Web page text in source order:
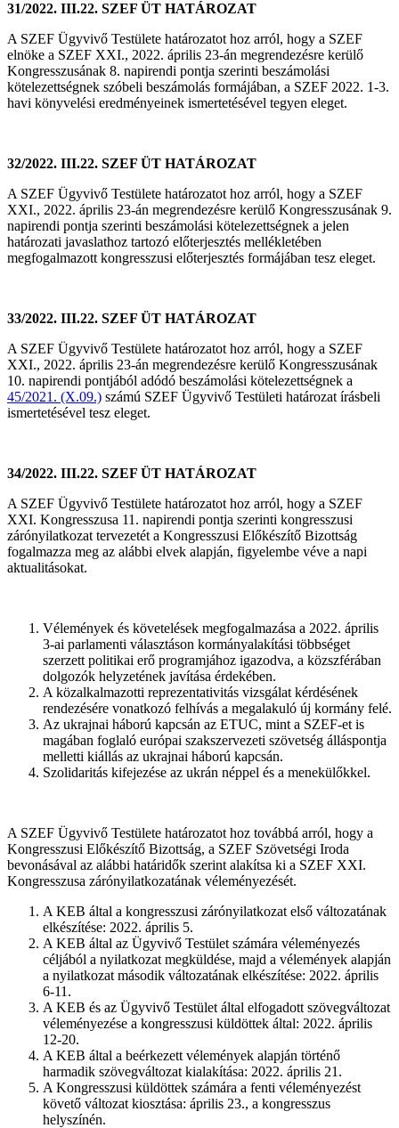
31/2022. III.22. SZEF ÜT HATÁROZAT
A SZEF Ügyvivő Testülete határozatot hoz arról, hogy a SZEF
elnöke a SZEF XXI., 2022. április 23-án megrendezésre kerülő
Kongresszusának 8. napirendi pontja szerinti beszámolási
kötelezettségnek szóbeli beszámolás formájában, a SZEF 2022. 1-3.
havi könyvelési eredményeinek ismertetésével tegyen eleget.
32/2022. III.22. SZEF ÜT HATÁROZAT
A SZEF Ügyvivő Testülete határozatot hoz arról, hogy a SZEF
XXI., 2022. április 23-án megrendezésre kerülő Kongresszusának 9.
napirendi pontja szerinti beszámolási kötelezettségnek a jelen
határozati javaslathoz tartozó előterjesztés mellékletében
megfogalmazott kongresszusi előterjesztés formájában tesz eleget.
33/2022. III.22. SZEF ÜT HATÁROZAT
A SZEF Ügyvivő Testülete határozatot hoz arról, hogy a SZEF
XXI., 2022. április 23-án megrendezésre kerülő Kongresszusának
10. napirendi pontjából adódó beszámolási kötelezettségnek a
45/2021. (X.09.) számú SZEF Ügyvivő Testületi határozat írásbeli
ismertetésével tesz eleget.
34/2022. III.22. SZEF ÜT HATÁROZAT
A SZEF Ügyvivő Testülete határozatot hoz arról, hogy a SZEF
XXI. Kongresszusa 11. napirendi pontja szerinti kongresszusi
zárónyilatkozat tervezetét a Kongresszusi Előkészítő Bizottság
fogalmazza meg az alábbi elvek alapján, figyelembe véve a napi
aktualitásokat.
Vélemények és követelések megfogalmazása a 2022. április
3-ai parlamenti választáson kormányalakítási többséget
szerzett politikai erő programjához igazodva, a közszférában
dolgozók helyzetének javítása érdekében.
A közalkalmazotti reprezentativitás vizsgálat kérdésének
rendezésére vonatkozó felhívás a megalakuló új kormány felé.
Az ukrajnai háború kapcsán az ETUC, mint a SZEF-et is
magában foglaló európai szakszervezeti szövetség álláspontja
melletti kiállás az ukrajnai háború kapcsán.
Szolidaritás kifejezése az ukrán néppel és a menekülőkkel.
A SZEF Ügyvivő Testülete határozatot hoz továbbá arról, hogy a
Kongresszusi Előkészítő Bizottság, a SZEF Szövetségi Iroda
bevonásával az alábbi határidők szerint alakítsa ki a SZEF XXI.
Kongresszusa zárónyilatkozatának véleményezését.
A KEB által a kongresszusi zárónyilatkozat első változatának
elkészítése: 2022. április 5.
A KEB által az Ügyvivő Testület számára véleményezés
céljából a nyilatkozat megküldése, majd a vélemények alapján
a nyilatkozat második változatának elkészítése: 2022. április
6-11.
A KEB és az Ügyvivő Testület által elfogadott szövegváltozat
véleményezése a kongresszusi küldöttek által: 2022. április
12-20.
A KEB által a beérkezett vélemények alapján történő
harmadik szövegváltozat kialakítása: 2022. április 21.
A Kongresszusi küldöttek számára a fenti véleményezést
követő változat kiosztása: április 23., a kongresszus
helyszínén.